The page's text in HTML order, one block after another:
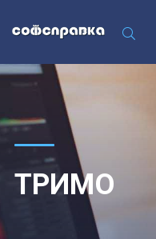
ТРИМО